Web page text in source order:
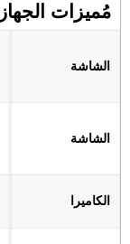
مُميزات الجهاز
الشاشة
الشاشة
الكاميرا